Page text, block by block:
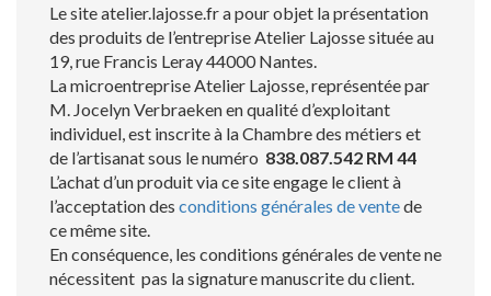
Le site atelier.lajosse.fr a pour objet la présentation
des produits de l’entreprise Atelier Lajosse située au
19, rue Francis Leray 44000 Nantes.
La microentreprise Atelier Lajosse, représentée par
M. Jocelyn Verbraeken en qualité d’exploitant
individuel, est inscrite à la Chambre des métiers et
de l’artisanat sous le numéro 838.087.542 RM 44
L’achat d’un produit via ce site engage le client à
l’acceptation des conditions générales de ventede
ce même site.
En conséquence, les conditions générales de vente ne
nécessitent pas la signature manuscrite du client.